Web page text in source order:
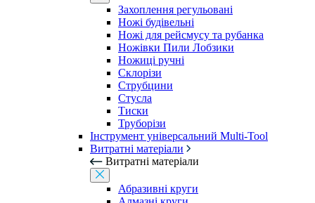
Захоплення регульовані
Ножі будівельні
Ножі для рейсмусу та рубанка
Ножівки Пили Лобзики
Ножиці ручні
Склорізи
Струбцини
Стусла
Тиски
Труборізи
Інструмент універсальний Multi-Tool
Витратні матеріали
Витратні матеріали
Абразивні круги